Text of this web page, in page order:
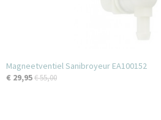
Magneetventiel Sanibroyeur EA100152
€ 29,95€ 55,00